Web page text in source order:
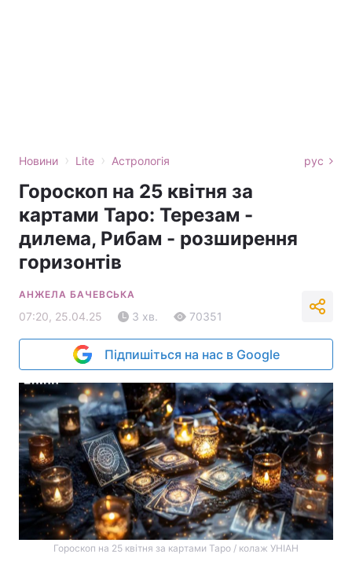
Новини › Lite › Астрологія рус
Гороскоп на 25 квітня за
картами Таро: Терезам -
дилема, Рибам - розширення
горизонтів
АНЖЕЛА БАЧЕВСЬКА
07:20, 25.04.25 3 хв. 70351
Підпишіться на нас в Google
Гороскоп на 25 квітня за картами Таро / колаж УНІАН